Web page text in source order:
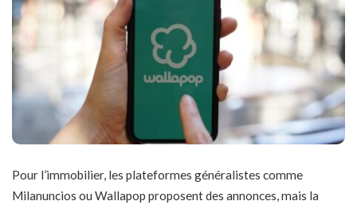
Pour l’immobilier, les plateformes généralistes comme
Milanuncios ou Wallapop proposent des annonces, mais la